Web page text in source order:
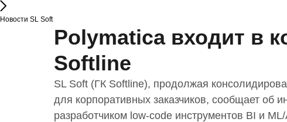
Новости SL Soft
Polymatica входит в
Softline
SL Soft (ГК Softline), продолжая
для корпоративных заказчиков, сообщает об
разработчиком low-code инструментов BI и